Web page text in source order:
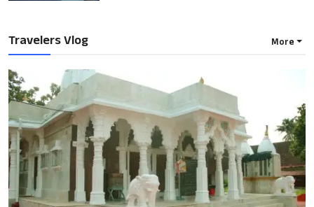
Travelers Vlog More